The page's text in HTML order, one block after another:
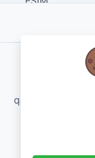
qartvelo.com